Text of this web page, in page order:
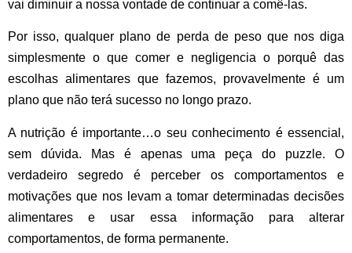
vai diminuir a nossa vontade de continuar a comê-las.
Por isso, qualquer plano de perda de peso que nos diga
simplesmente o que comer e negligencia o porquê das
escolhas alimentares que fazemos, provavelmente é um
plano que não terá sucesso no longo prazo.
A nutrição é importante…o seu conhecimento é essencial,
sem dúvida. Mas é apenas uma peça do puzzle. O
verdadeiro segredo é perceber os comportamentos e
motivações que nos levam a tomar determinadas decisões
alimentares e usar essa informação para alterar
comportamentos, de forma permanente.